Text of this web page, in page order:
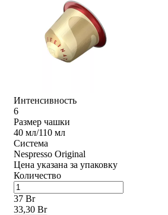
Интенсивность
6
Размер чашки
40 мл/110 мл
Система
Nespresso Original
Цена указана за упаковку
Количество
37 Br
33,30 Br